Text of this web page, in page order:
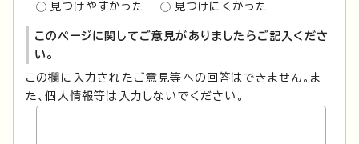
見つけやすかった 見つけにくかった
このページに関してご意見がありましたらご記入くださ
い。
この欄に入力されたご意見等への回答はできません。ま
た、個人情報等は入力しないでください。